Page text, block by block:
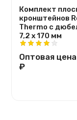
Комплект
кронштейнов
Thermo с
7,2 х 170 мм
Оптовая цена
₽